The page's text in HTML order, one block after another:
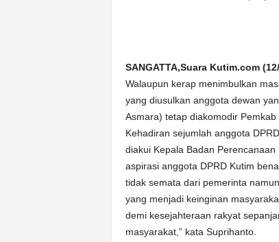
SANGATTA,Suara Kutim.com
Walaupun kerap menimbulkan
yang diusulkan anggota dewan
Asmara) tetap diakomodir Pemkab
Kehadiran sejumlah anggota
diakui Kepala Badan
aspirasi anggota DPRD Kutim
tidak semata dari pemerinta
yang menjadi keinginan
demi kesejahteraan rakyat
masyarakat,” kata Suprihanto.